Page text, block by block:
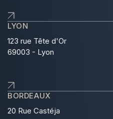
LYON
123 rue Tête d'Or
69003 - Lyon
BORDEAUX
20 Rue Castéja